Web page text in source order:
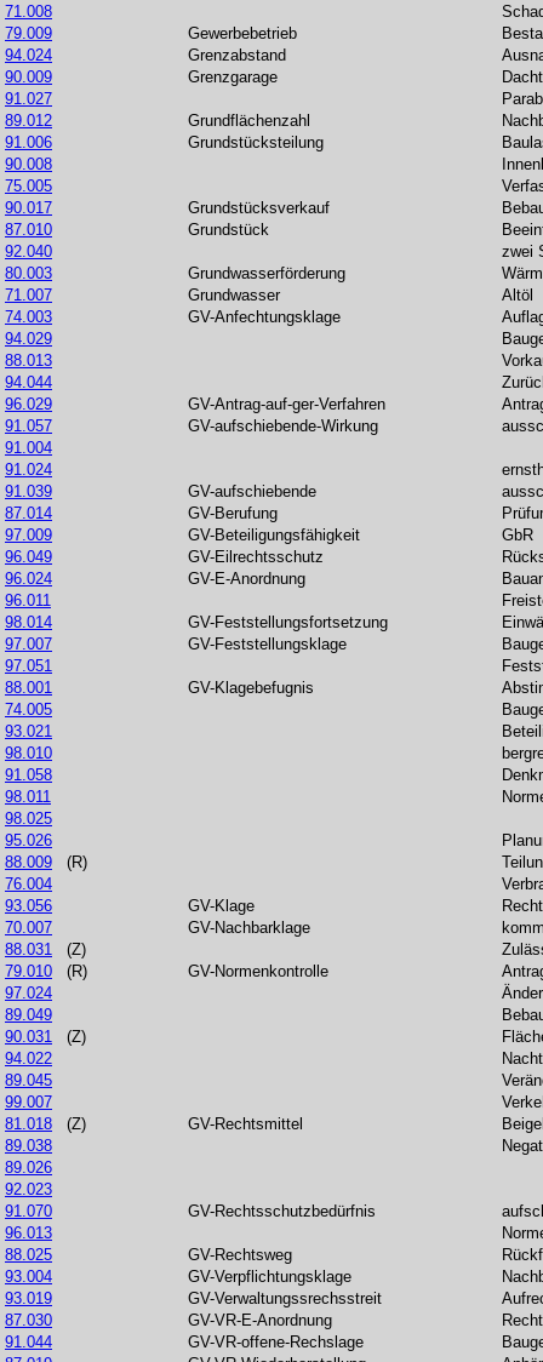
71.008
79.009
Gewerbebetrieb
94.024
Grenzabstand
90.009
Grenzgarage
91.027
89.012
Grundflächenzahl
91.006
Grundstücksteilung
90.008
75.005
90.017
Grundstücksverkauf
87.010
Grundstück
92.040
zwei
80.003
Grundwasserförderung
71.007
Grundwasser
Altöl
74.003
GV-Anfechtungsklage
94.029
88.013
94.044
96.029
GV-Antrag-auf-ger-Verfahren
91.057
GV-aufschiebende-Wirkung
91.004
91.024
91.039
GV-aufschiebende
87.014
GV-Berufung
97.009
GV-Beteiligungsfähigkeit
GbR
96.049
GV-Eilrechtsschutz
96.024
GV-E-Anordnung
96.011
98.014
GV-Feststellungsfortsetzung
97.007
GV-Feststellungsklage
97.051
88.001
GV-Klagebefugnis
74.005
93.021
98.010
91.058
98.011
98.025
95.026
88.009
(R)
76.004
93.056
GV-Klage
70.007
GV-Nachbarklage
88.031
(Z)
79.010
(R) GV-Normenkontrolle
97.024
89.049
90.031
(Z)
94.022
89.045
99.007
81.018
(Z) GV-Rechtsmittel
89.038
89.026
92.023
91.070
GV-Rechtsschutzbedürfnis
96.013
88.025
GV-Rechtsweg
93.004
GV-Verpflichtungsklage
93.019
GV-Verwaltungssrechsstreit
87.030
GV-VR-E-Anordnung
91.044
GV-VR-offene-Rechslage